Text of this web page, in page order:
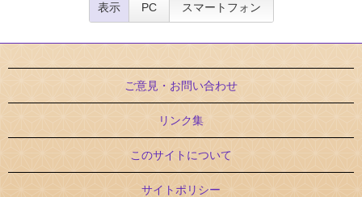
表示 PC スマートフォン
ご意見・お問い合わせ
リンク集
このサイトについて
サイトポリシー